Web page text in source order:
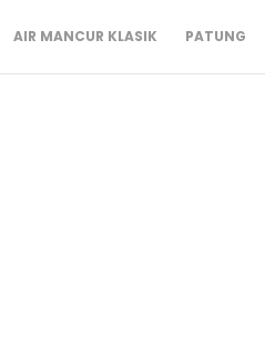
AIR MANCUR KLASIK PATUNG